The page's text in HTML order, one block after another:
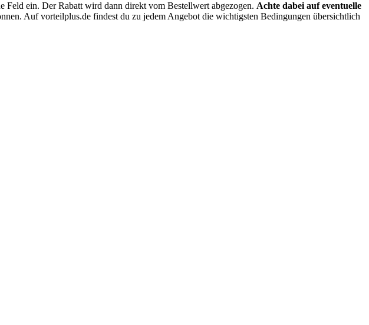
Feld ein. Der Rabatt wird dann direkt vom Bestellwert abgezogen. Achte dabei auf eventuelle
Auf vorteilplus.de findest du zu jedem Angebot die wichtigsten Bedingungen übersichtlich